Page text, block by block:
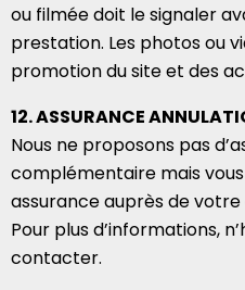
ou filmée doit le signaler
prestation. Les photos ou
promotion du site et des
12. ASSURANCE
Nous ne proposons pas
complémentaire mais
assurance auprès de
Pour plus d’informations,
contacter.